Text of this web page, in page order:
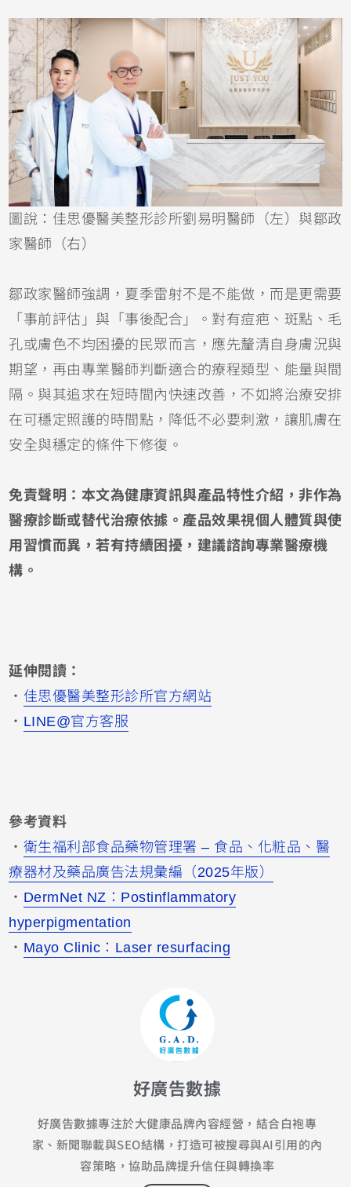
圖說：佳思優醫美整形診所劉易明醫師（左）與鄒政
家醫師（右）
鄒政家醫師強調，夏季雷射不是不能做，而是更需要
「事前評估」與「事後配合」。對有痘疤、斑點、毛
孔或膚色不均困擾的民眾而言，應先釐清自身膚況與
期望，再由專業醫師判斷適合的療程類型、能量與間
隔。與其追求在短時間內快速改善，不如將治療安排
在可穩定照護的時間點，降低不必要刺激，讓肌膚在
安全與穩定的條件下修復。
免責聲明：本文為健康資訊與產品特性介紹，非作為
醫療診斷或替代治療依據。產品效果視個人體質與使
用習慣而異，若有持續困擾，建議諮詢專業醫療機
構。
延伸閱讀：
・ 佳思優醫美整形診所官方網站
・ LINE@官方客服
參考資料
・ 衛生福利部食品藥物管理署 – 食品、化粧品、醫
療器材及藥品廣告法規彙編（2025年版）
・ DermNet NZ：Postinflammatory
hyperpigmentation
・ Mayo Clinic：Laser resurfacing
好廣告數據
好廣告數據專注於大健康品牌內容經營，結合白袍專
家、新聞聯載與SEO結構，打造可被搜尋與AI引用的內
容策略，協助品牌提升信任與轉換率